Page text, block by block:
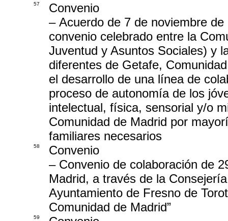
57
Convenio
– Acuerdo de 7 de noviembre
convenio celebrado entre la
Juventud y Asuntos Sociales) y
diferentes de Getafe,
el desarrollo de una línea de
proceso de autonomía de los
intelectual, física, sensorial y/o
Comunidad de Madrid por
familiares necesarios
58
Convenio
– Convenio de colaboración de
Madrid, a través de la
Ayuntamiento de Fresno de
Comunidad de Madrid”
59